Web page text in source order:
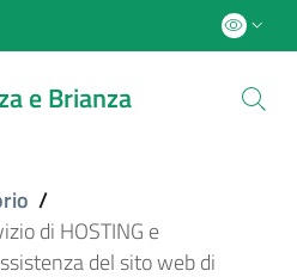
e Brianza
/
di HOSTING e
del sito web di